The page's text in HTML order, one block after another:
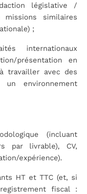
législative /
similaires
;
internationaux
présentation en
travailler avec des
environnement
(incluant
par livrable), CV,
expérience).
HT et TTC (et, si
fiscal :